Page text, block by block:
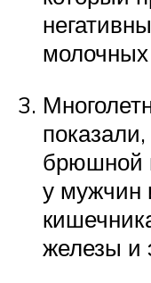
брюшной
у мужчин
железы и